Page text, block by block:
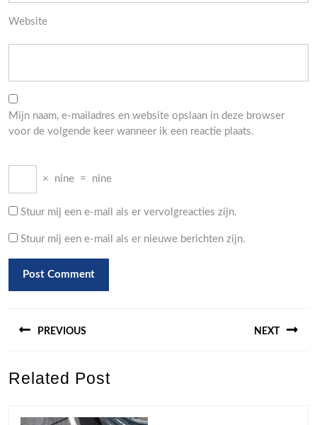
Website
Mijn naam, e-mailadres en website opslaan in deze browser
voor de volgende keer wanneer ik een reactie plaats.
× nine = nine
Stuur mij een e-mail als er vervolgreacties zijn.
Stuur mij een e-mail als er nieuwe berichten zijn.
PREVIOUS
post:
NEXT
Related Post